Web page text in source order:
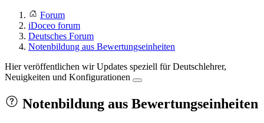
Forum
iDoceo forum
Deutsches Forum
Notenbildung aus Bewertungseinheiten
Hier veröffentlichen wir Updates speziell für Deutschlehrer,
Neuigkeiten und Konfigurationen
Notenbildung aus Bewertungseinheiten